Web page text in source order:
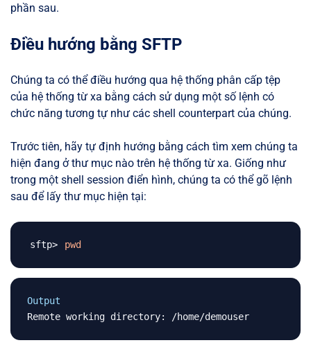
phần sau.
Điều hướng bằng SFTP
Chúng ta có thể điều hướng qua hệ thống phân cấp tệp
của hệ thống từ xa bằng cách sử dụng một số lệnh có
chức năng tương tự như các shell counterpart của chúng.
Trước tiên, hãy tự định hướng bằng cách tìm xem chúng ta
hiện đang ở thư mục nào trên hệ thống từ xa. Giống như
trong một shell session điển hình, chúng ta có thể gõ lệnh
sau để lấy thư mục hiện tại:
pwd
Output